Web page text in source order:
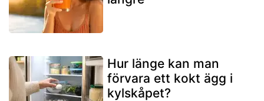
Hur länge kan man
förvara ett kokt ägg i
kylskåpet?